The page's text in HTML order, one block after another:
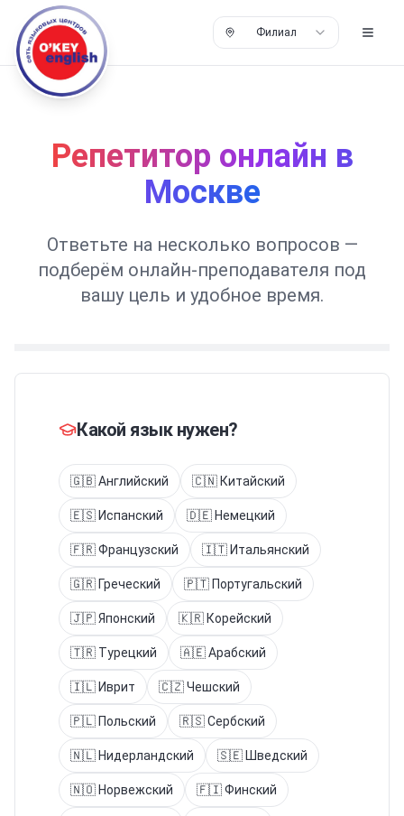
Филиал
Репетитор онлайн в
Москве
Ответьте на несколько вопросов —
подберём онлайн-преподавателя под
вашу цель и удобное время.
Какой язык нужен?
🇬🇧Английский 🇨🇳 Китайский
🇪🇸 Испанский 🇩🇪 Немецкий
🇫🇷Французский 🇮🇹 Итальянский
🇬🇷 Греческий 🇵🇹 Португальский
🇯🇵Японский 🇰🇷 Корейский
🇹🇷 Турецкий 🇦🇪Арабский
🇮🇱 Иврит 🇨🇿Чешский
🇵🇱 Польский 🇷🇸Сербский
🇳🇱 Нидерландский 🇸🇪 Шведский
🇳🇴 Норвежский 🇫🇮Финский